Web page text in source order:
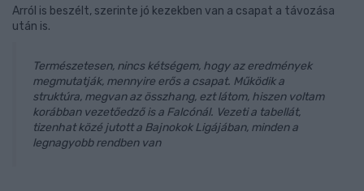
Arról is beszélt, szerinte jó kezekben van a csapat a távozása
után is.
Természetesen, nincs kétségem, hogy az eredmények
megmutatják, mennyire erős a csapat. Működik a
struktúra, megvan az összhang, ezt látom, hiszen voltam
korábban vezetőedző is a Falcónál. Vezeti a tabellát,
tizenhat közé jutott a Bajnokok Ligájában, minden a
legnagyobb rendben van